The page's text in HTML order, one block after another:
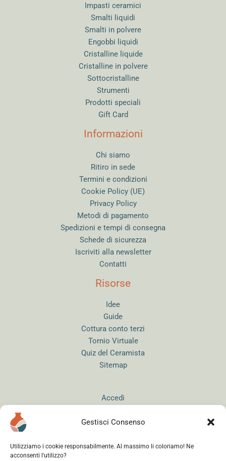
Gestisci Consenso
Utilizziamo i cookie responsabilmente. Al massimo li coloriamo! Ne
acconsenti l'utilizzo?
Impasti ceramici
Smalti liquidi
Smalti in polvere
Engobbi liquidi
Cristalline liquide
Cristalline in polvere
Sottocristalline
Strumenti
Prodotti speciali
Gift Card
Informazioni
Chi siamo
Ritiro in sede
Termini e condizioni
Cookie Policy (UE)
Privacy Policy
Metodi di pagamento
Spedizioni e tempi di consegna
Schede di sicurezza
Iscriviti alla newsletter
Contatti
Risorse
Idee
Guide
Cottura conto terzi
Tornio Virtuale
Quiz del Ceramista
Sitemap
Accedi